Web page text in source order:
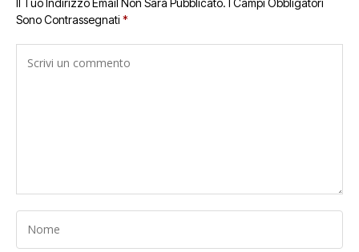
Il Tuo Indirizzo Email Non Sarà Pubblicato. I Campi Obbligatori
Sono Contrassegnati *